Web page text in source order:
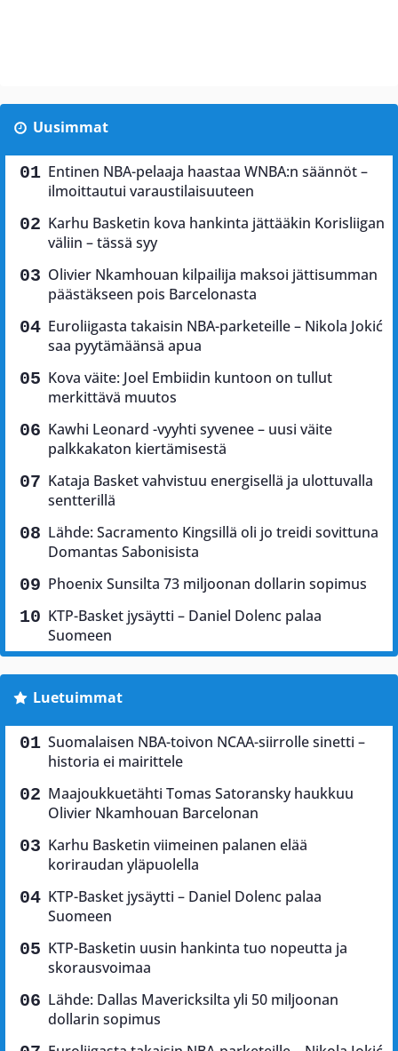
Uusimmat
Entinen NBA-pelaaja haastaa WNBA:n säännöt –
ilmoittautui varaustilaisuuteen
Karhu Basketin kova hankinta jättääkin Korisliigan
väliin – tässä syy
Olivier Nkamhouan kilpailija maksoi jättisumman
päästäkseen pois Barcelonasta
Euroliigasta takaisin NBA-parketeille – Nikola Jokić
saa pyytämäänsä apua
Kova väite: Joel Embiidin kuntoon on tullut
merkittävä muutos
Kawhi Leonard -vyyhti syvenee – uusi väite
palkkakaton kiertämisestä
Kataja Basket vahvistuu energisellä ja ulottuvalla
sentterillä
Lähde: Sacramento Kingsillä oli jo treidi sovittuna
Domantas Sabonisista
Phoenix Sunsilta 73 miljoonan dollarin sopimus
KTP-Basket jysäytti – Daniel Dolenc palaa
Suomeen
Luetuimmat
Suomalaisen NBA-toivon NCAA-siirrolle sinetti –
historia ei mairittele
Maajoukkuetähti Tomas Satoransky haukkuu
Olivier Nkamhouan Barcelonan
Karhu Basketin viimeinen palanen elää
koriraudan yläpuolella
KTP-Basket jysäytti – Daniel Dolenc palaa
Suomeen
KTP-Basketin uusin hankinta tuo nopeutta ja
skorausvoimaa
Lähde: Dallas Mavericksilta yli 50 miljoonan
dollarin sopimus